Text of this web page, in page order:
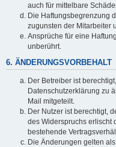
auch für mittelbare
Die Haftungsbegrenzung
zugunsten der Mitarbeiter
Ansprüche für eine
unberührt.
6. ÄNDERUNGSVORBEHALT
Der Betreiber ist
Datenschutzerklärung zu
Mail mitgeteilt.
Der Nutzer ist berechtigt,
des Widerspruchs erlischt
bestehende
Die Änderungen gelten